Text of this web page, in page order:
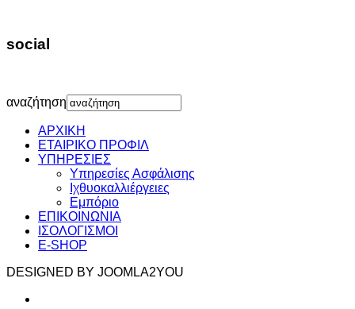
social
αναζήτηση
ΑΡΧΙΚΗ
ΕΤΑΙΡΙΚΟ ΠΡΟΦΙΛ
ΥΠΗΡΕΣΙΕΣ
Υπηρεσίες Ασφάλισης
Ιχθυοκαλλιέργειες
Εμπόριο
ΕΠΙΚΟΙΝΩΝΙΑ
ΙΣΟΛΟΓΙΣΜΟΙ
E-SHOP
DESIGNED BY JOOMLA2YOU